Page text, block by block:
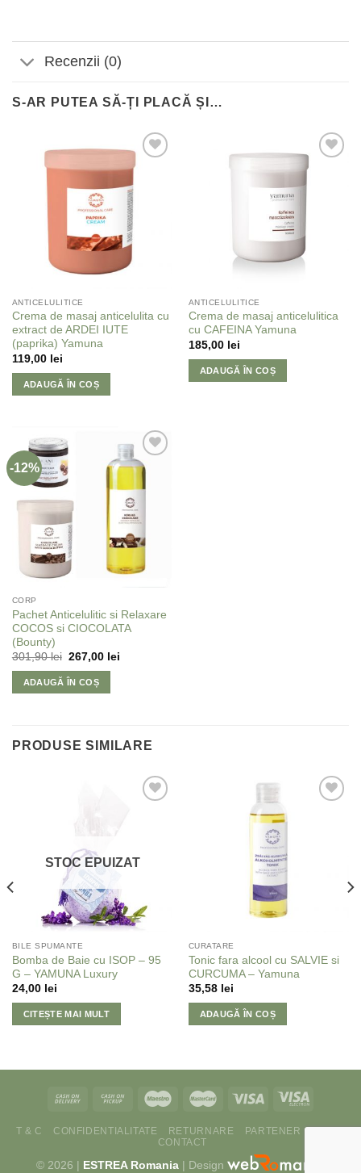
Recenzii (0)
S-AR PUTEA SĂ-ȚI PLACĂ ȘI…
Adaugă
Favorite
ANTICELULITICE
Crema de masaj anticelulita cu
extract de ARDEI IUTE
(paprika) Yamuna
119,00 lei
ADAUGĂ ÎN COȘ
Adaugă
ANTICELULITICE
Crema de masaj anticelulitica
cu CAFEINA Yamuna
185,00 lei
ADAUGĂ ÎN COȘ
-12%
Adaugă
Favorite
CORP
Pachet Anticelulitic si Relaxare
COCOS si CIOCOLATA
(Bounty)
301,90lei 267,00 lei
ADAUGĂ ÎN COȘ
PRODUSE SIMILARE
STOC EPUIZAT
BILE SPUMANTE
Bomba de Baie cu ISOP – 95
G – YAMUNA Luxury
24,00 lei
CITEȘTE MAI MULT
CURATARE
Tonic fara alcool cu SALVIE si
CURCUMA – Yamuna
35,58 lei
ADAUGĂ ÎN COȘ
T & C CONFIDENTIALITATE RETURNARE PARTENER
CONTACT
© 2026 | ESTREA Romania | Design